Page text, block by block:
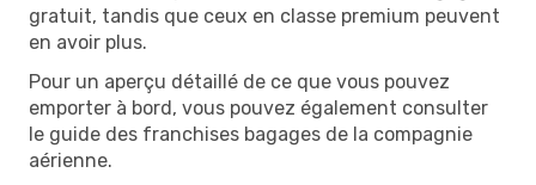
gratuit, tandis que ceux en classe premium peuvent
en avoir plus.
Pour un aperçu détaillé de ce que vous pouvez
emporter à bord, vous pouvez également consulter
le guide des franchises bagages de la compagnie
aérienne.